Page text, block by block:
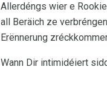
Allerdéngs wier e
all Beräich ze
Erënnerung
Wann Dir intimidéiert